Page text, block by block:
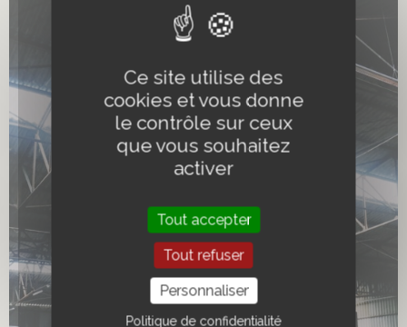
Ce site utilise des
cookies et vous donne
le contrôle sur ceux
que vous souhaitez
activer
Tout accepter
Tout refuser
Personnaliser
Politique de confidentialité